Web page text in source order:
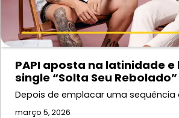
PAPI aposta na latinidade
single “Solta Seu Rebolado”
Depois de emplacar uma sequência
março 5, 2026